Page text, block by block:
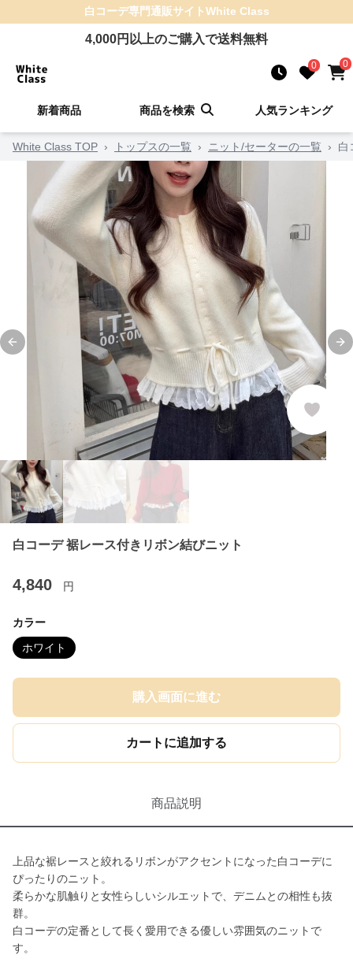
白コーデ専門通販サイトWhite Class
4,000円以上のご購入で送料無料
0 0
新着商品 商品を検索 人気ランキング
White Class TOP › トップスの一覧 › ニット/セーターの一覧 › 白
Previous slide
白コーデ 裾レース付きリボン結びニット
4,840 円
カラー
ホワイト
購入画面に進む
カートに追加する
商品説明
上品な裾レースと絞れるリボンがアクセントになった白コーデに
ぴったりのニット。
柔らかな肌触りと女性らしいシルエットで、デニムとの相性も抜
群。
白コーデの定番として長く愛用できる優しい雰囲気のニットで
す。